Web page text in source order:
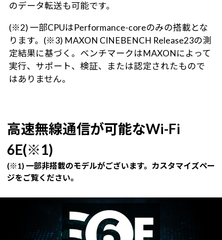
のデータ転送も可能です。
(※2) 一部CPUはPerformance-coreのみの搭載とな
ります。(※3) MAXON CINEBENCH Release23の測
定結果に基づく。ベンチマークはMAXONによって
実行、サポート、検証、または認定されたもので
はありません。
高速無線通信が可能なWi-Fi
6E(※1)
(※1) 一部非搭載のモデルがございます。カスタマイズペー
ジをご覧ください。